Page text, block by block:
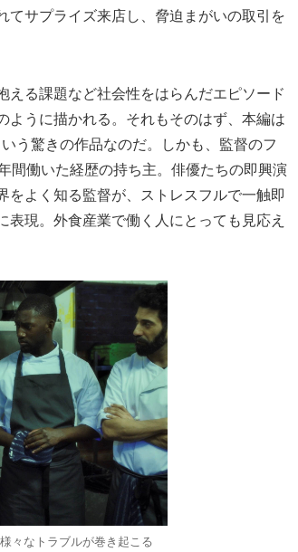
てサプライズ来店し、脅迫まがいの取引を
る課題など社会性をはらんだエピソード
ように描かれる。それもそのはず、本編は
う驚きの作品なのだ。しかも、監督のフ
間働いた経歴の持ち主。俳優たちの即興演
よく知る監督が、ストレスフルで一触即
現。外食産業で働く人にとっても見応え
々なトラブルが巻き起こる